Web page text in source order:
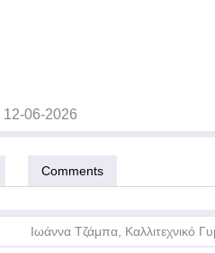
12-06-2026
Comments
Ιωάννα Τζάμπα, Καλλιτεχνικό